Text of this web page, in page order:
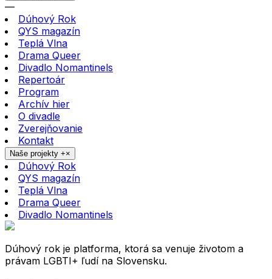
—
Dúhový Rok
QYS magazín
Teplá Vlna
Drama Queer
Divadlo Nomantinels
Repertoár
Program
Archív hier
O divadle
Zverejňovanie
Kontakt
Naše projekty +×
Dúhový Rok
QYS magazín
Teplá Vlna
Drama Queer
Divadlo Nomantinels
Dúhový rok je platforma, ktorá sa venuje životom a
právam LGBTI+ ľudí na Slovensku.